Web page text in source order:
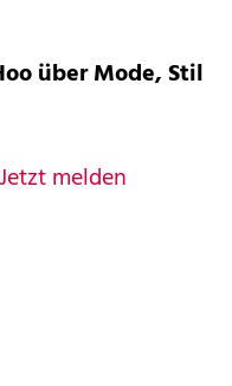
über Mode, Stil
Jetzt melden